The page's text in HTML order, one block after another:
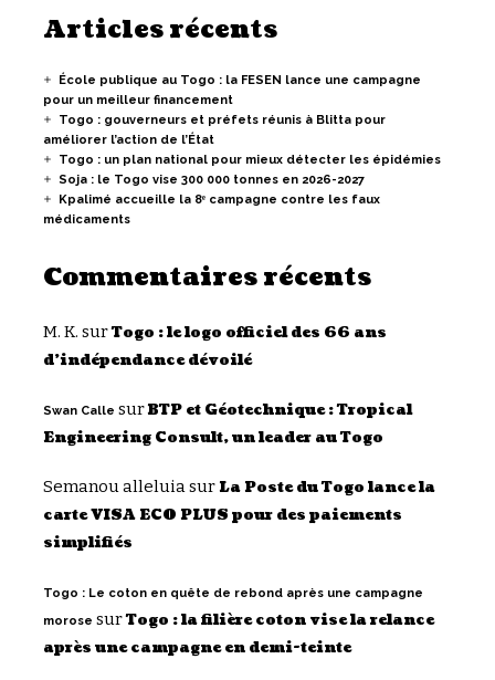
Articles récents
École publique au Togo : la FESEN lance une campagne
pour un meilleur financement
Togo : gouverneurs et préfets réunis à Blitta pour
améliorer l’action de l’État
Togo : un plan national pour mieux détecter les épidémies
Soja : le Togo vise 300 000 tonnes en 2026-2027
Kpalimé accueille la 8ᵉ campagne contre les faux
médicaments
Commentaires récents
M. K. surTogo : le logo officiel des 66 ans
d’indépendance dévoilé
Swan Calle surBTP et Géotechnique : Tropical
Engineering Consult, un leader au Togo
Semanou alleluiasurLa Poste du Togo lance la
carte VISA ECO PLUS pour des paiements
simplifiés
Togo : Le coton en quête de rebond après une campagne
morose surTogo : la filière coton vise la relance
après une campagne en demi-teinte